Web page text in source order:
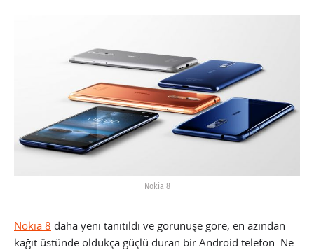
Nokia 8
Nokia 8 daha yeni tanıtıldı ve görünüşe göre, en azından
kağıt üstünde oldukça güçlü duran bir Android telefon. Ne